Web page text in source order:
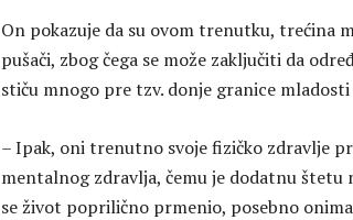
On pokazuje da su ovom trenutku, trećina
pušači, zbog čega se može zaključiti da
stiču mnogo pre tzv. donje granice
– Ipak, oni trenutno svoje fizičko zdravlje
mentalnog zdravlja, čemu je dodatnu štetu
se život poprilično prmenio, posebno